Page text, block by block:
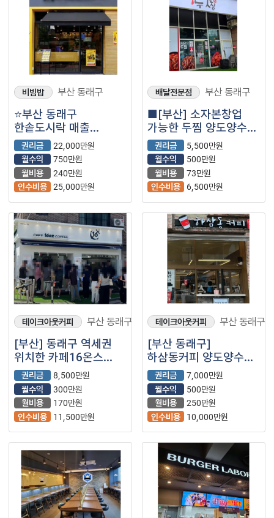
비빔밥 부산 동래구
⭐부산 동래구
한솥도시락 매출
잘나오고 컨디션 아주
좋은 매장입니다.
권리금
22,000만원
월수익
750만원
월비용
240만원
인수비용 25,000만원
배달전문점 부산 동래구
■[부산] 소자본창업
가능한 두찜 양도양수
창업 매물 (프랜차이즈/
찜닭)
권리금
5,500만원
월수익
500만원
월비용
73만원
인수비용
6,500만원
테이크아웃커피 부산 동래구
[부산] 동래구 역세권
위치한 카페16온스
양도양수 창업
권리금
8,500만원
월수익
300만원
월비용
170만원
인수비용
11,500만원
테이크아웃커피 부산 동래구
[부산 동래구]
하삼동커피 양도양수
창업 *(프랜차이즈/
저가커피/카페)
권리금
7,000만원
월수익
500만원
월비용
250만원
인수비용
10,000만원